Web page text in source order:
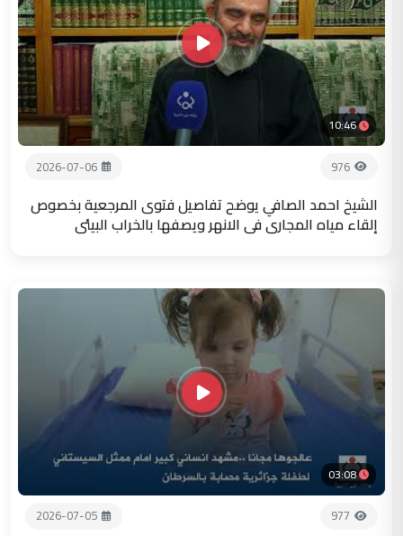
10:46
976
2026-07-06
الشيخ احمد الصافي يوضح تفاصيل فتوى المرجعية بخصوص
إلقاء مياه المجاري في الانهر ويصفها بالخراب البيئي
03:08
977
2026-07-05